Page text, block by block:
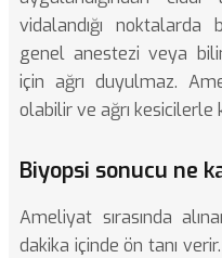
vidalandığı
genel anestezi veya
için ağrı duyulmaz.
olabilir ve ağrı kesicilerle
Biyopsi sonucu ne
Ameliyat sırasında
dakika içinde ön tanı